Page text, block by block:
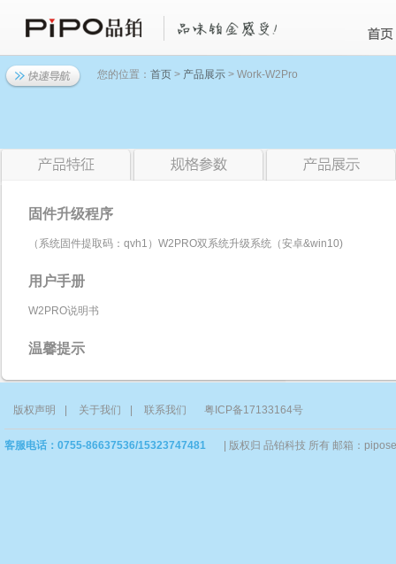
您的位置： 首页 > 产品展示 > Work-W2Pro
固件升级程序
（系统固件提取码：qvh1）W2PRO双系统升级系统（安卓&win10)
用户手册
W2PRO说明书
温馨提示
版权声明 关于我们 联系我们 粤ICP备17133164号
客服电话：0755-86637536/15323747481 版权归 品铂科技 所有 邮箱：